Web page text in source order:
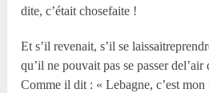
dite, c’était chosefaite !
Et s’il revenait, s’il se
qu’il ne pouvait pas se passer
Comme il dit : « Lebagne, c’est mon